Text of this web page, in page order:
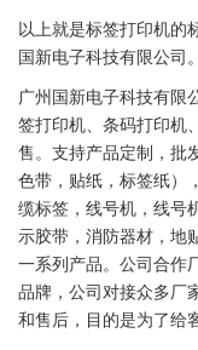
以上就是标签打印机的
国新电子科技有限公司。
广州 国新电子科技有限
签打印机、 条码打印机
售。支持产品定制，批
色带 ， 贴纸 ， 标签纸）
缆标签 ，线号机，线号
示胶带，消防器材，地
一系列产品。公司合作
品牌，公司对接众多厂
和售后，目的是为了给